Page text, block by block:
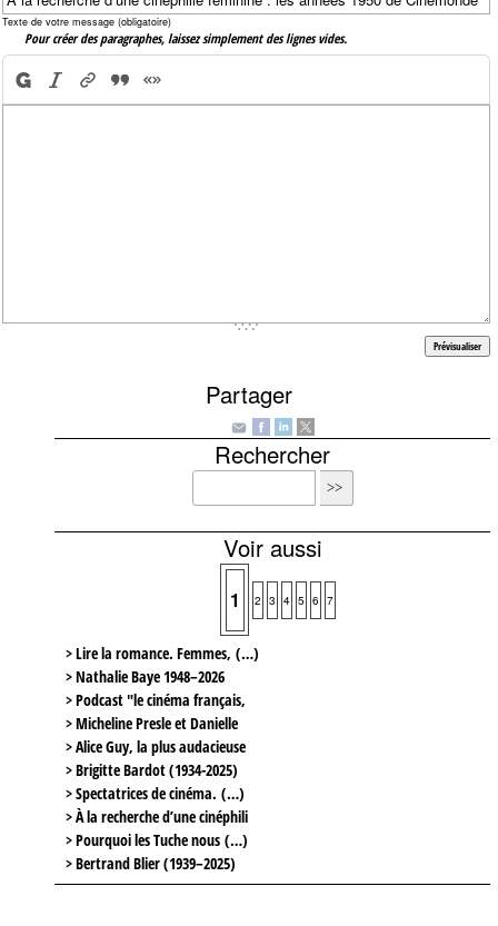
Texte de votre message (obligatoire)
Pour créer des paragraphes, laissez simplement des lignes vides.
Partager
Rechercher
Voir aussi
1 2 3 4 5 6 7
> Lire la romance. Femmes, (…)
> Nathalie Baye 1948–2026
> Podcast "le cinéma français,
> Micheline Presle et Danielle
> Alice Guy, la plus audacieuse
> Brigitte Bardot (1934-2025)
> Spectatrices de cinéma. (…)
> À la recherche d’une cinéphili
> Pourquoi les Tuche nous (…)
> Bertrand Blier (1939–2025)